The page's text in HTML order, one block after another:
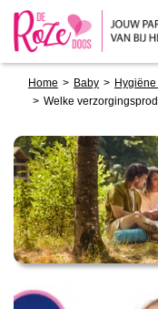
Home Baby
Welke